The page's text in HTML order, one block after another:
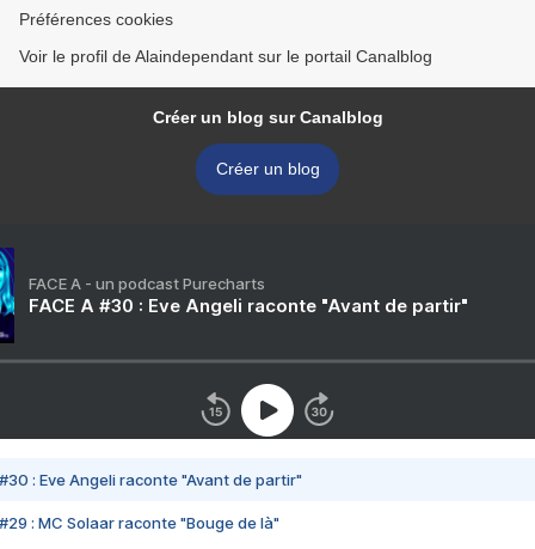
Préférences cookies
Voir le profil de Alaindependant sur le portail Canalblog
Créer un blog sur Canalblog
Créer un blog
FACE A - un podcast Purecharts
FACE A #30 : Eve Angeli raconte "Avant de partir"
#30 : Eve Angeli raconte "Avant de partir"
#29 : MC Solaar raconte "Bouge de là"